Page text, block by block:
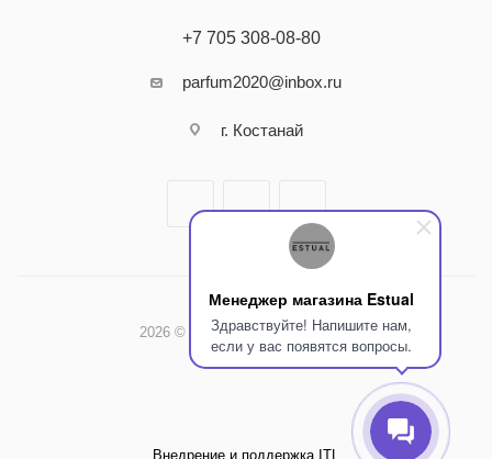
Менеджер магазина Estual
Здравствуйте! Напишите нам,
если у вас появятся вопросы.
+7 705 308-08-80
parfum2020@inbox.ru
г. Костанай
2026 © Интернет-магазин Estual
Внедрение и поддержка ITL